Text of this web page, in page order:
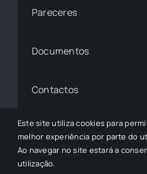
Pareceres
Documentos
Contactos
© 1997 - 2026• © Todos os
Desenvolvido
Este site utiliza cookies para
melhor experiência por parte do
Ao navegar no site estará a
utilização.